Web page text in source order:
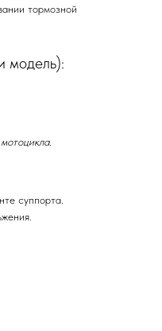
тормозной
модель):
суппорта.